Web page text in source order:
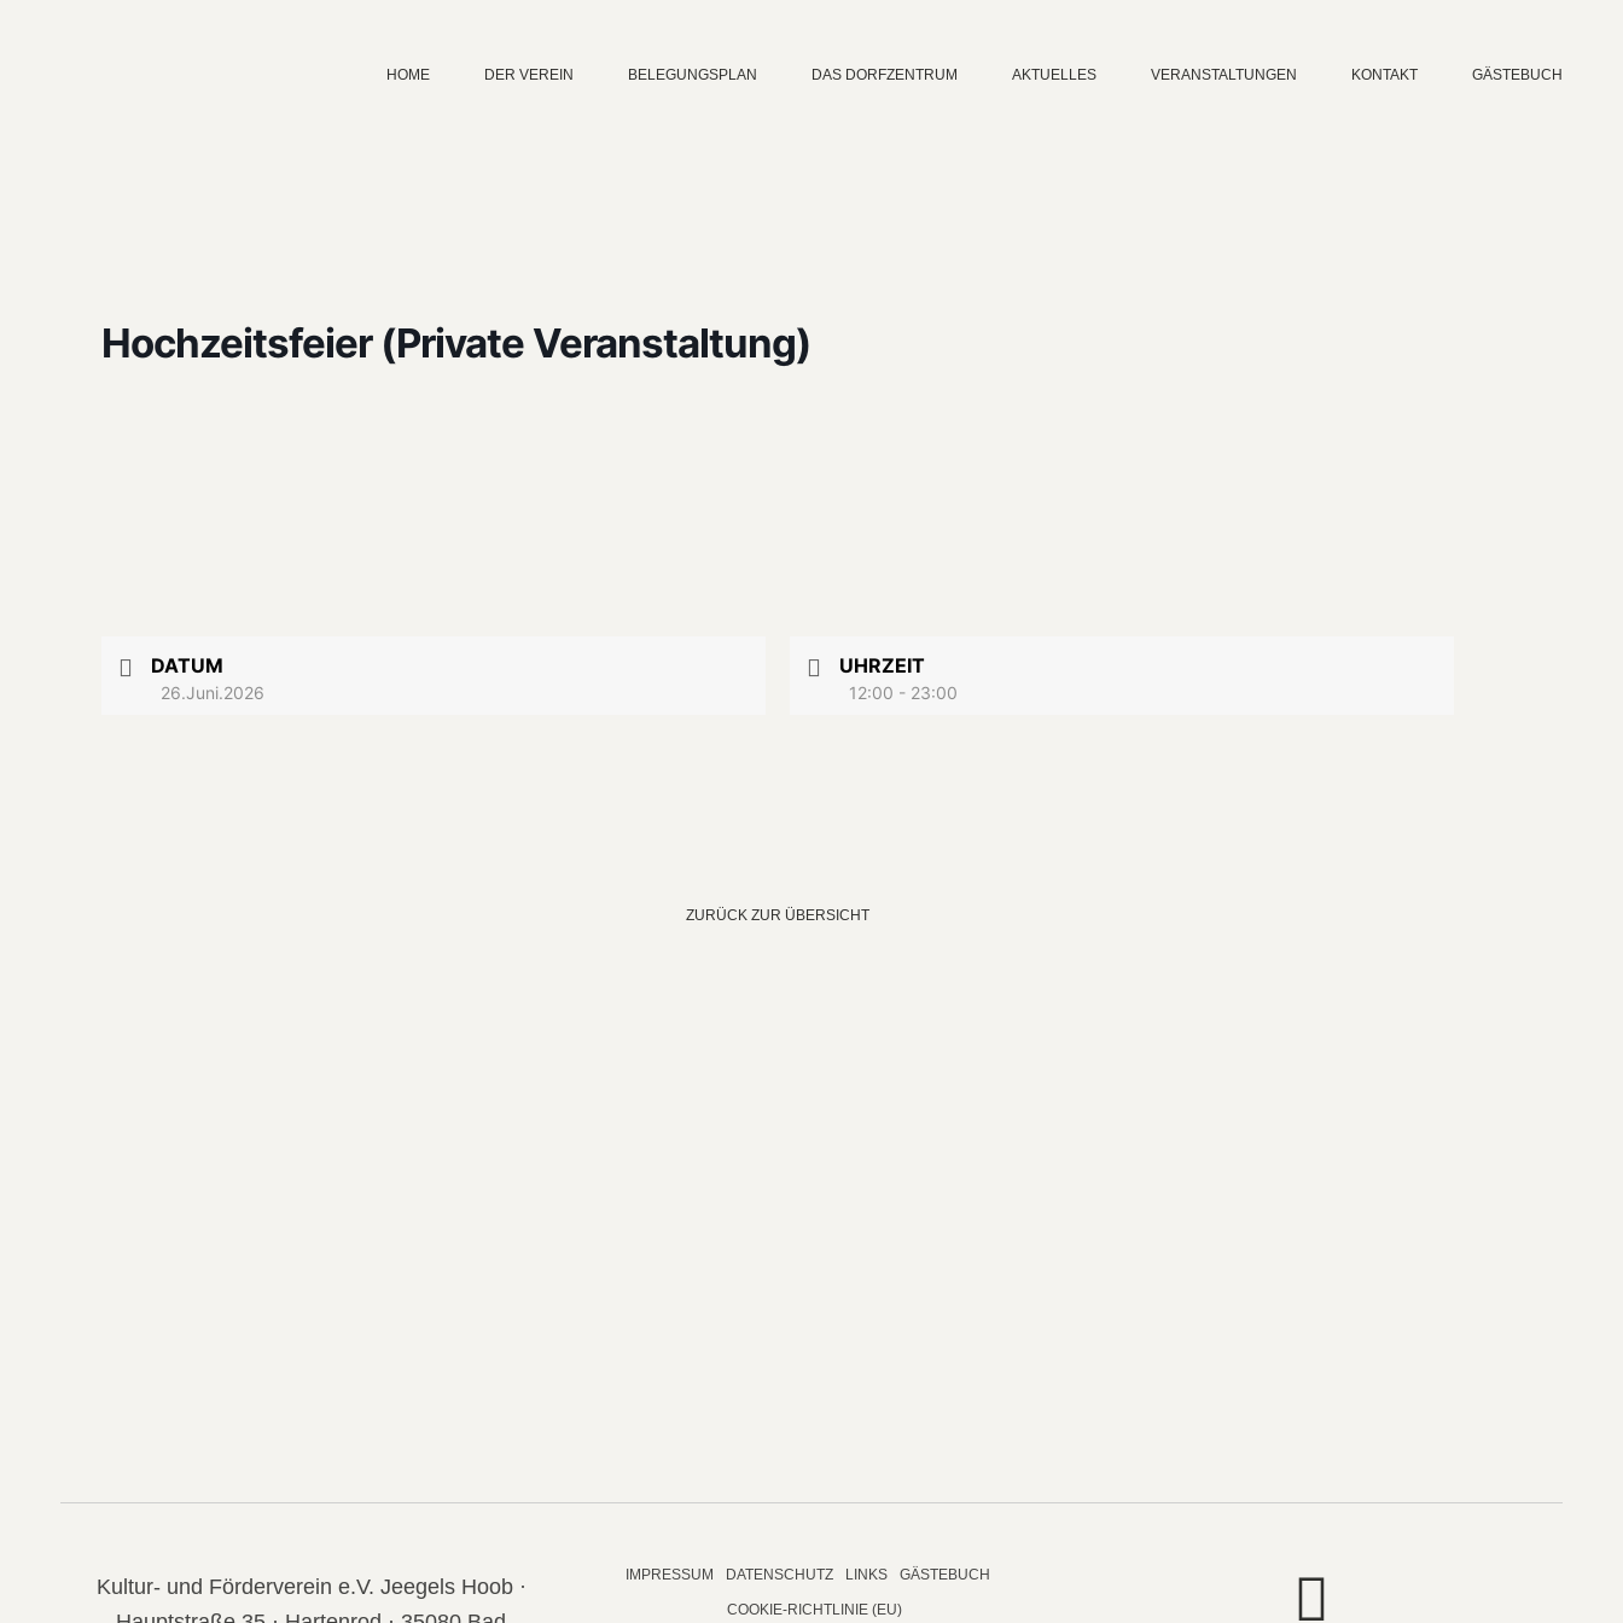
HOME DER VEREIN BELEGUNGSPLAN DAS DORFZENTRUM AKTUELLES VERANSTALTUNGEN KONTAKT GÄSTEBUCH
Hochzeitsfeier (Private Veranstaltung)
DATUM
26.Juni.2026
UHRZEIT
12:00 - 23:00
ZURÜCK ZUR ÜBERSICHT
Kultur- und Förderverein e.V. Jeegels Hoob ·
IMPRESSUM DATENSCHUTZ LINKS GÄSTEBUCH
COOKIE-RICHTLINIE (EU)